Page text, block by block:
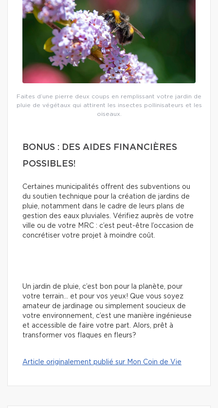
Faites d’une pierre deux coups en remplissant votre jardin de
pluie de végétaux qui attirent les insectes pollinisateurs et les
oiseaux.
BONUS : DES AIDES FINANCIÈRES
POSSIBLES!
Certaines municipalités offrent des subventions ou
du soutien technique pour la création de jardins de
pluie, notamment dans le cadre de leurs plans de
gestion des eaux pluviales. Vérifiez auprès de votre
ville ou de votre MRC : c’est peut-être l’occasion de
concrétiser votre projet à moindre coût.
Un jardin de pluie, c’est bon pour la planète, pour
votre terrain… et pour vos yeux! Que vous soyez
amateur de jardinage ou simplement soucieux de
votre environnement, c’est une manière ingénieuse
et accessible de faire votre part. Alors, prêt à
transformer vos flaques en fleurs?
Article originalement publié sur Mon Coin de Vie